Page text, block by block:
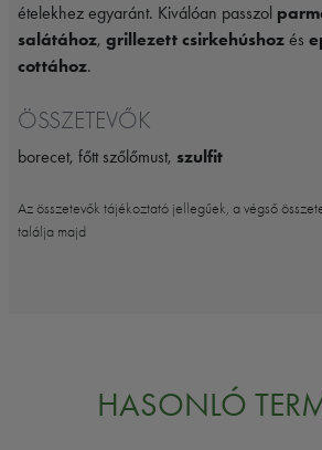
ételekhez egyaránt. Kiválóan passzol
salátához, grillezett csirkehúshoz és
cottához.
ÖSSZETEVŐK
borecet, főtt szőlőmust, szulfit
Az összetevők tájékoztató jellegűek, a végső
találja majd
HASONLÓ